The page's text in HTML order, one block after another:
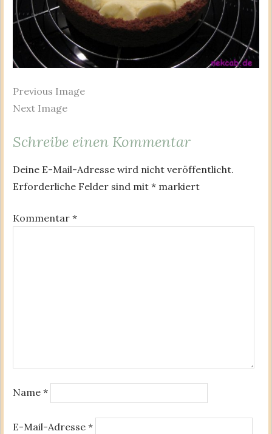
Previous Image
Next Image
Schreibe einen Kommentar
Deine E-Mail-Adresse wird nicht veröffentlicht.
Erforderliche Felder sind mit * markiert
Kommentar *
Name *
E-Mail-Adresse *